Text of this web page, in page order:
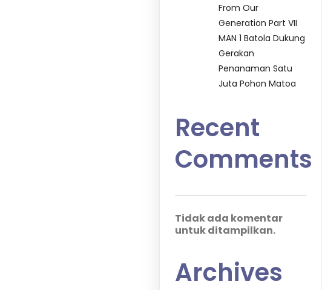
From Our
Generation Part VII
MAN 1 Batola Dukung
Gerakan
Penanaman Satu
Juta Pohon Matoa
Recent
Comments
Tidak ada komentar
untuk ditampilkan.
Archives